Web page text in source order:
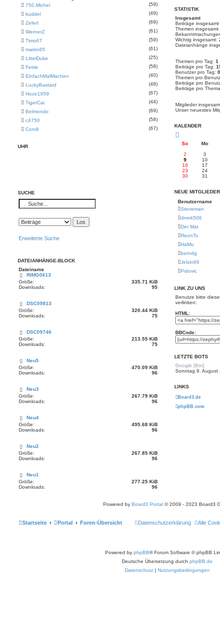
750.Michel
(59)
kuddel
(49)
Zeferl
(69)
WernerZ
(61)
Timo67
(59)
matiro65
(61)
LittelDuke
(25)
Fettie
(58)
EinfachMalMachen
(40)
LuckyBastard
(48)
Hoze1959
(67)
TigerCat
(44)
Belmondo
(69)
c4750
(58)
Corv8
(67)
UHR
SUCHE
Erweiterte Suche
DATEIANHÄNGE-BLOCK
Dateiname
RIMG0613
Größe:
335.71 KiB
Downloads:
95
DSC09813
Größe:
320.44 KiB
Downloads:
75
DSC09746
Größe:
213.55 KiB
Downloads:
75
Neu5
Größe:
470.09 KiB
Downloads:
96
Neu3
Größe:
267.79 KiB
Downloads:
96
Neu4
Größe:
495.68 KiB
Downloads:
96
Neu2
Größe:
267.85 KiB
Downloads:
96
Neu1
Größe:
277.25 KiB
Downloads:
96
STATISTIK
Insgesamt
Beiträge insgesamt
Themen insgesamt
Wichtig insgesamt:
Dateianhänge
Themen pro Tag: 1
Beiträge pro Tag:
Benutzer pro Tag: 0
Themen pro
Beiträge pro
Beiträge pro
Mitglieder
Unser neuestes
KALENDER
So
Mo
2
3
9
10
16
17
23
24
30
31
NEUE MITGLIEDER
Benutzername
Steveman
dmnk506
Der Mat
ReonTo
HaMu
berndg
Jelzin69
Pidovic
LINK ZU UNS
Benutze bitte
verlinken:
HTML:
BBCode:
LETZTE BOTS
Google [Bot]
Sonntag 9. August
LINKS
Board3.de
phpBB.com
Powered by Board3 Portal © 2009 - 2023 Board3
Startseite Portal Foren-Übersicht Alle
Datenschutzerklärung
Powered by phpBB® Forum Software © phpBB
Deutsche Übersetzung durch phpBB.de
Datenschutz | Nutzungsbedingungen